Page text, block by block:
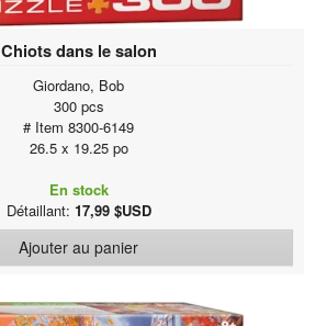
Chiots dans le salon
Giordano, Bob
300 pcs
# Item 8300-6149
26.5 x 19.25 po
En stock
Détaillant: 17,99 $USD
Ajouter au panier